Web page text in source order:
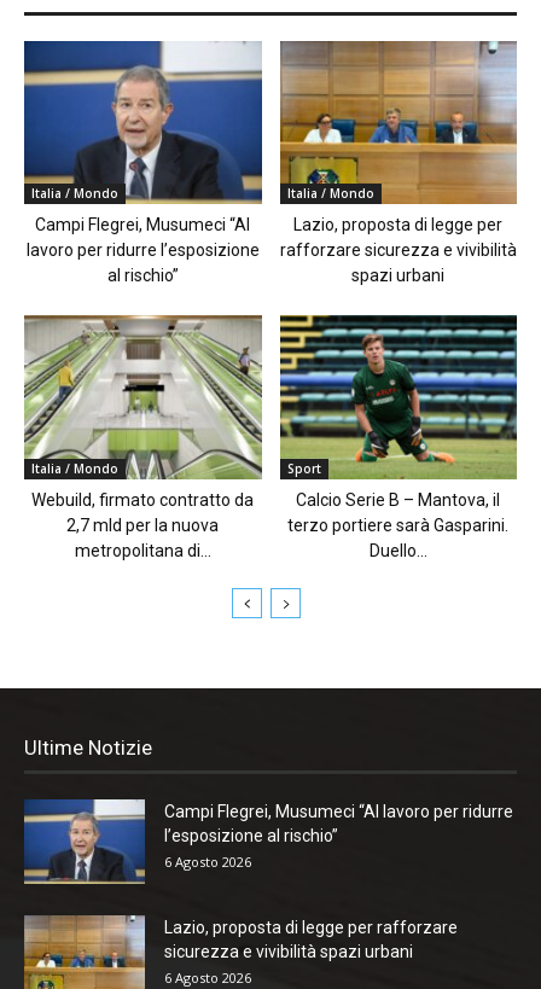
Italia / Mondo
Campi Flegrei, Musumeci “Al
lavoro per ridurre l’esposizione
al rischio”
Italia / Mondo
Lazio, proposta di legge per
rafforzare sicurezza e vivibilità
spazi urbani
Italia / Mondo
Webuild, firmato contratto da
2,7 mld per la nuova
metropolitana di...
Sport
Calcio Serie B – Mantova, il
terzo portiere sarà Gasparini.
Duello...
Ultime Notizie
Campi Flegrei, Musumeci “Al lavoro per ridurre
l’esposizione al rischio”
6 Agosto 2026
Lazio, proposta di legge per rafforzare
sicurezza e vivibilità spazi urbani
6 Agosto 2026